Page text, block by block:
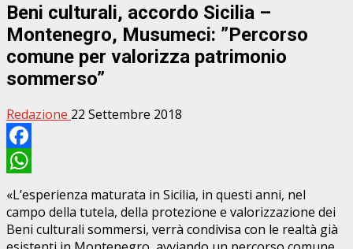
Beni culturali, accordo Sicilia –
Montenegro, Musumeci: ”Percorso
comune per valorizza patrimonio
sommerso”
Redazione 22 Settembre 2018
Facebook
WhatsApp
«L’esperienza maturata in Sicilia, in questi anni, nel
campo della tutela, della protezione e valorizzazione dei
Beni culturali sommersi, verrà condivisa con le realtà già